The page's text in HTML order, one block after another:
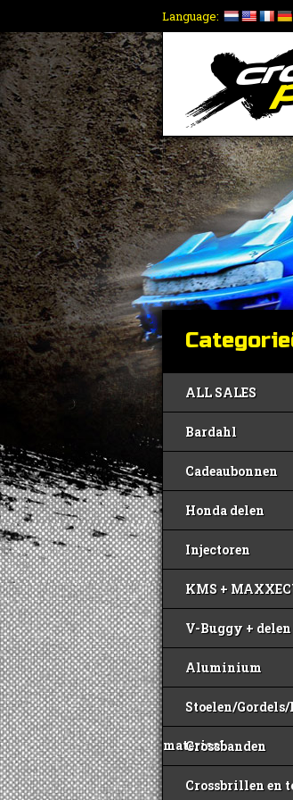
Language:
ALL SALES
Bardahl
Cadeaubonnen
Honda delen
Injectoren
KMS +
V-Buggy + delen
Aluminium
Stoelen/
materiaal
Crossbanden
Crossbrillen en